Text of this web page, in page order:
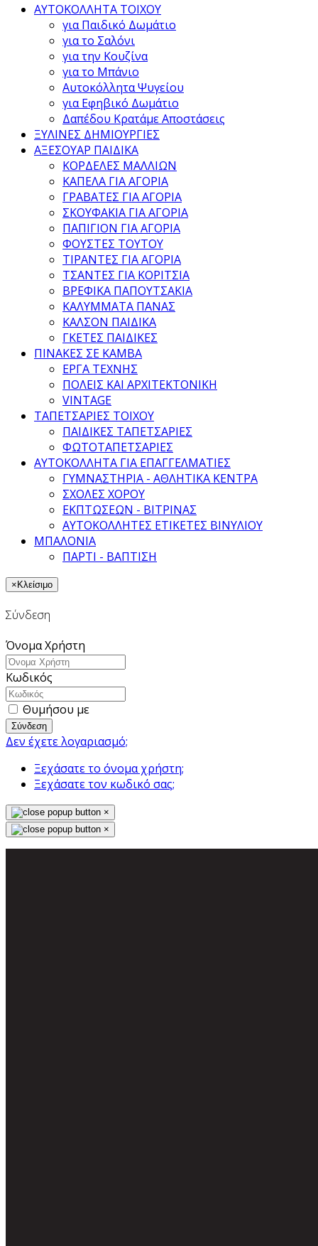
ΑΥΤΟΚΟΛΛΗΤΑ ΤΟΙΧΟΥ
για Παιδικό Δωμάτιο
για το Σαλόνι
για την Κουζίνα
για το Μπάνιο
Αυτοκόλλητα Ψυγείου
για Εφηβικό Δωμάτιο
Δαπέδου Κρατάμε Αποστάσεις
ΞΥΛΙΝΕΣ ΔΗΜΙΟΥΡΓΙΕΣ
ΑΞΕΣΟΥΑΡ ΠΑΙΔΙΚΑ
ΚΟΡΔΕΛΕΣ ΜΑΛΛΙΩΝ
ΚΑΠΕΛΑ ΓΙΑ ΑΓΟΡΙΑ
ΓΡΑΒΑΤΕΣ ΓΙΑ ΑΓΟΡΙΑ
ΣΚΟΥΦΑΚΙΑ ΓΙΑ ΑΓΟΡΙΑ
ΠΑΠΙΓΙΟΝ ΓΙΑ ΑΓΟΡΙΑ
ΦΟΥΣΤΕΣ ΤΟΥΤΟΥ
ΤΙΡΑΝΤΕΣ ΓΙΑ ΑΓΟΡΙΑ
ΤΣΑΝΤΕΣ ΓΙΑ ΚΟΡΙΤΣΙΑ
ΒΡΕΦΙΚΑ ΠΑΠΟΥΤΣΑΚΙΑ
ΚΑΛΥΜΜΑΤΑ ΠΑΝΑΣ
ΚΑΛΣΟΝ ΠΑΙΔΙΚΑ
ΓΚΕΤΕΣ ΠΑΙΔΙΚΕΣ
ΠΙΝΑΚΕΣ ΣΕ ΚΑΜΒΑ
ΕΡΓΑ ΤΕΧΝΗΣ
ΠΟΛΕΙΣ ΚΑΙ ΑΡΧΙΤΕΚΤΟΝΙΚΗ
VINTAGE
ΤΑΠΕΤΣΑΡΙΕΣ ΤΟΙΧΟΥ
ΠΑΙΔΙΚΕΣ ΤΑΠΕΤΣΑΡΙΕΣ
ΦΩΤΟΤΑΠΕΤΣΑΡΙΕΣ
ΑΥΤΟΚΟΛΛΗΤΑ ΓΙΑ ΕΠΑΓΓΕΛΜΑΤΙΕΣ
ΓΥΜΝΑΣΤΗΡΙΑ - ΑΘΛΗΤΙΚΑ ΚΕΝΤΡΑ
ΣΧΟΛΕΣ ΧΟΡΟΥ
ΕΚΠΤΩΣΕΩΝ - ΒΙΤΡΙΝΑΣ
ΑΥΤΟΚΟΛΛΗΤΕΣ ΕΤΙΚΕΤΕΣ ΒΙΝΥΛΙΟΥ
ΜΠΑΛΟΝΙΑ
ΠΑΡΤΙ - ΒΑΠΤΙΣΗ
× Κλείσιμο
Σύνδεση
Όνομα Χρήστη
Κωδικός
Θυμήσου με
Σύνδεση
Δεν έχετε λογαριασμό;
Ξεχάσατε το όνομα χρήστη;
Ξεχάσατε τον κωδικό σας;
×
×